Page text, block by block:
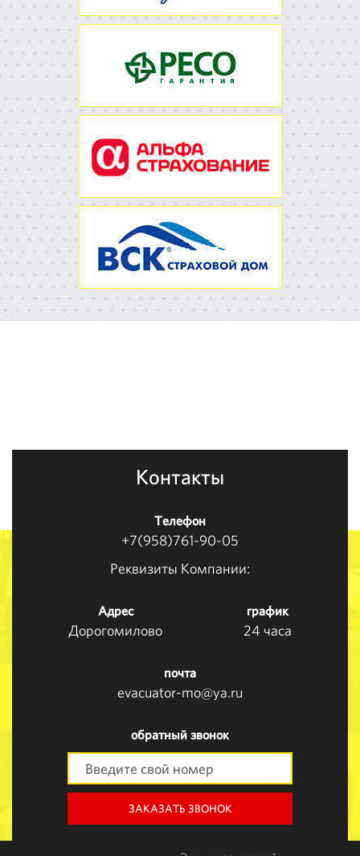
Контакты
Телефон
+7(958)761-90-05
Реквизиты Компании:
Адрес
Дорогомилово
график
24 часа
почта
evacuator-mo@ya.ru
обратный звонок
ЗАКАЗАТЬ ЗВОНОК